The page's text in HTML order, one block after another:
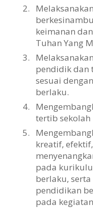
2.
keimanan
Tuhan Yang
3.
pendidik dan
sesuai
berlaku.
4.
tertib sekolah
5.
kreatif,
pada
berlaku,
pendidikan
pada